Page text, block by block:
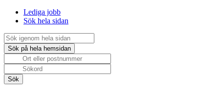
Lediga jobb
Sök hela sidan